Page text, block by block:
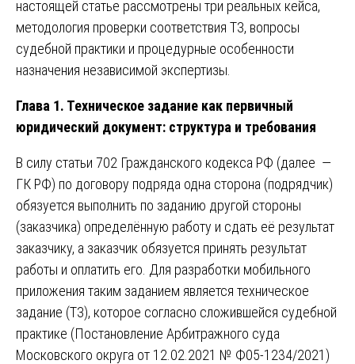
настоящей статье рассмотрены три реальных кейса,
методология проверки соответствия ТЗ, вопросы
судебной практики и процедурные особенности
назначения независимой экспертизы.
Глава 1. Техническое задание как первичный
юридический документ: структура и требования
В силу статьи 702 Гражданского кодекса РФ (далее —
ГК РФ) по договору подряда одна сторона (подрядчик)
обязуется выполнить по заданию другой стороны
(заказчика) определённую работу и сдать её результат
заказчику, а заказчик обязуется принять результат
работы и оплатить его. Для разработки мобильного
приложения таким заданием является техническое
задание (ТЗ), которое согласно сложившейся судебной
практике (Постановление Арбитражного суда
Московского округа от 12.02.2021 № Ф05-1234/2021)